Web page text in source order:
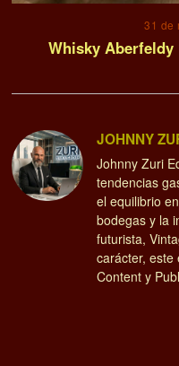
31 de
Whisky Aberfeldy
JOHNNY
Johnny Zuri
tendencias
el equilibrio
bodegas y la
futurista,
carácter, este
Content y